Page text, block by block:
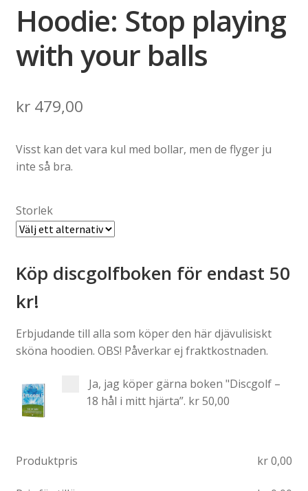
Hoodie: Stop playing
with your balls
kr479,00
Visst kan det vara kul med bollar, men de flyger ju
inte så bra.
Storlek
Köp discgolfboken för endast 50
kr!
Erbjudande till alla som köper den här djävulisiskt
sköna hoodien. OBS! Påverkar ej fraktkostnaden.
Ja, jag köper gärna boken "Discgolf –
18 hål i mitt hjärta”. kr 50,00
Produktpris kr0,00